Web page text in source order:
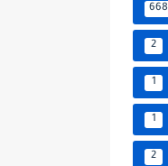
668
2
1
1
2